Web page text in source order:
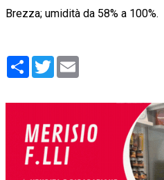
Brezza; umidità da 58% a 100%.
Condividi
Twitter